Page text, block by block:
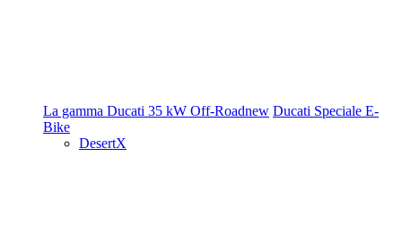
La gamma Ducati 35 kW Off-Roadnew Ducati Speciale E-
Bike
DesertX